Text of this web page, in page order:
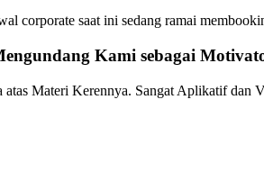
corporate saat ini sedang ramai
Kami sebagai
Materi Kerennya. Sangat Aplikatif dan